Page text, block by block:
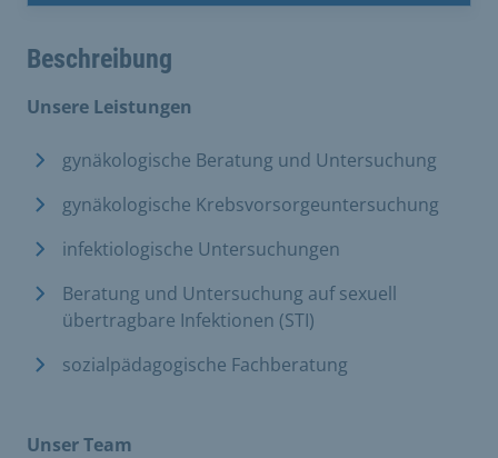
Beschreibung
Unsere Leistungen
gynäkologische Beratung und Untersuchung
gynäkologische Krebsvorsorgeuntersuchung
infektiologische Untersuchungen
Beratung und Untersuchung auf sexuell
übertragbare Infektionen (STI)
sozialpädagogische Fachberatung
Unser Team